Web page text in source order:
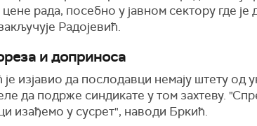
рада, посебно у јавном сектору где је
Радојевић.
и доприноса
изјавио да послодавци немају штету од
да подрже синдикате у том захтеву.
изађемо у сусрет", наводи Бркић.